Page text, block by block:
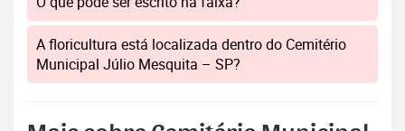
A floricultura está localizada dentro do Cemitério
Municipal Júlio Mesquita – SP?